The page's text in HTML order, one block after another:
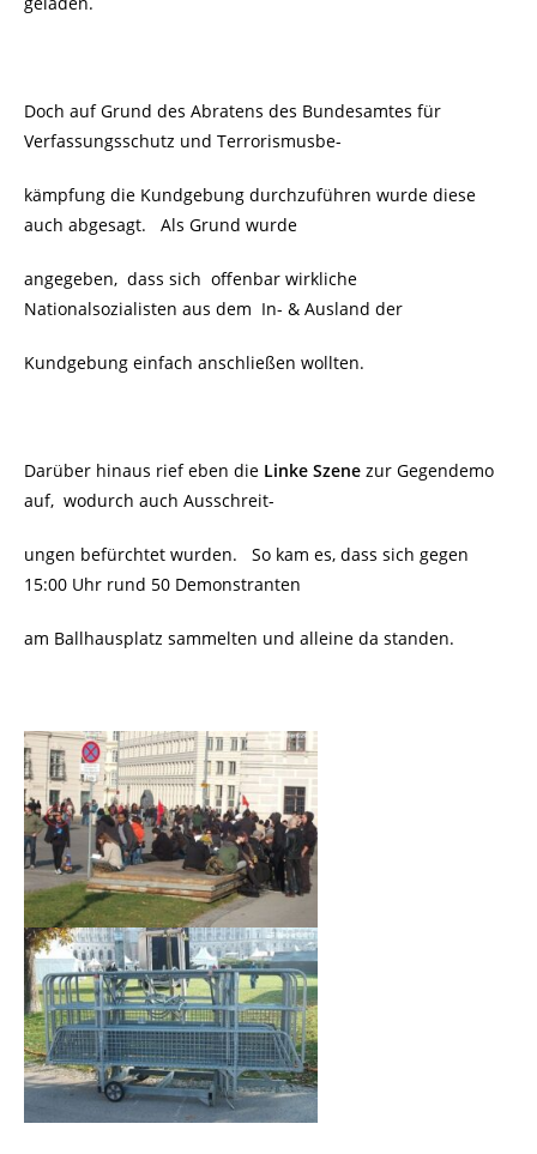
Doch auf Grund des Abratens des Bundesamtes für
Verfassungsschutz und Terrorismusbe-
kämpfung die Kundgebung durchzuführen wurde diese
auch abgesagt. Als Grund wurde
angegeben, dass sich offenbar wirkliche
Nationalsozialisten aus dem In- & Ausland der
Kundgebung einfach anschließen wollten.
Darüber hinaus rief eben die Linke Szene zur Gegendemo
auf, wodurch auch Ausschreit-
ungen befürchtet wurden. So kam es, dass sich gegen
15:00 Uhr rund 50 Demonstranten
am Ballhausplatz sammelten und alleine da standen.